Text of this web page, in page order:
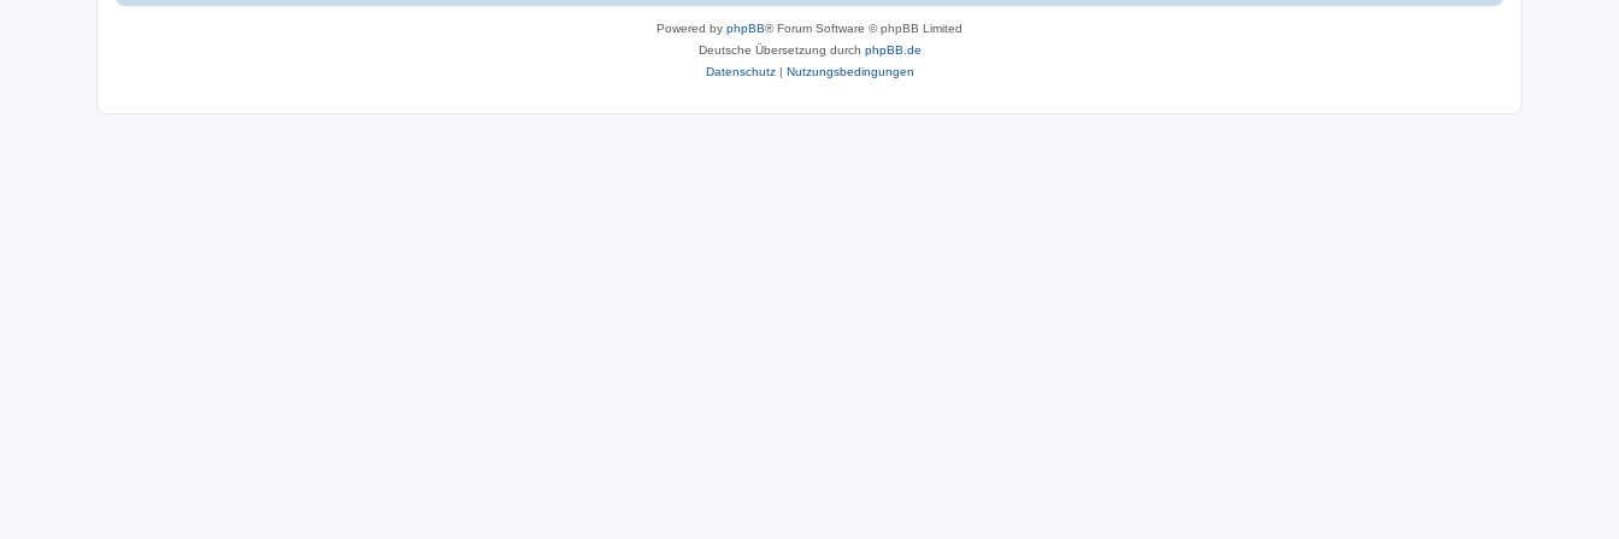
Powered by phpBB® Forum Software © phpBB Limited
Deutsche Übersetzung durch phpBB.de
Datenschutz| Nutzungsbedingungen